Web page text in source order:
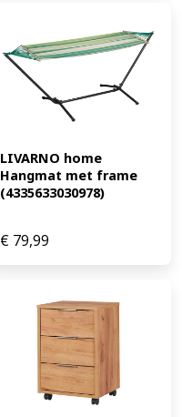
LIVARNO home
Hangmat met frame
(4335633030978)
€ 79,99